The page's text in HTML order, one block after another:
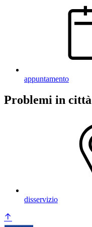
appuntamento
Problemi in città
disservizio